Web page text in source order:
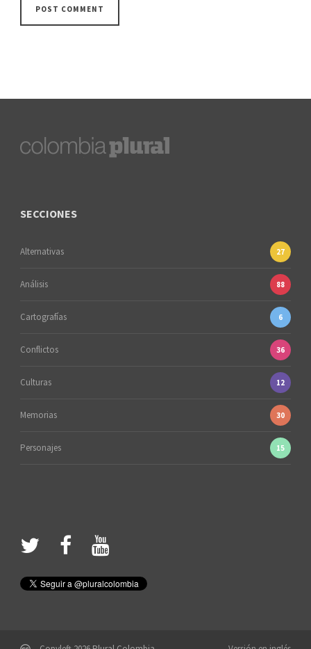
SECCIONES
Alternativas 27
Análisis 88
Cartografías 6
Conflictos 36
Culturas 12
Memorias 30
Personajes 15